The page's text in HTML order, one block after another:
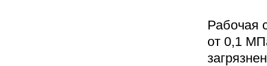
Рабочая
от 0,1